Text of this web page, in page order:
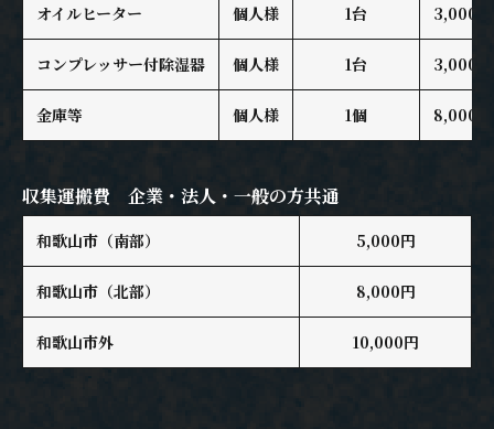
オイルヒーター 個人様 1台 3,000
コンプレッサー付除湿器 個人様 1台 3,000
金庫等 個人様 1個 8,000
収集運搬費 企業・法人・一般の方共通
和歌山市（南部） 5,000円
和歌山市（北部） 8,000円
和歌山市外 10,000円